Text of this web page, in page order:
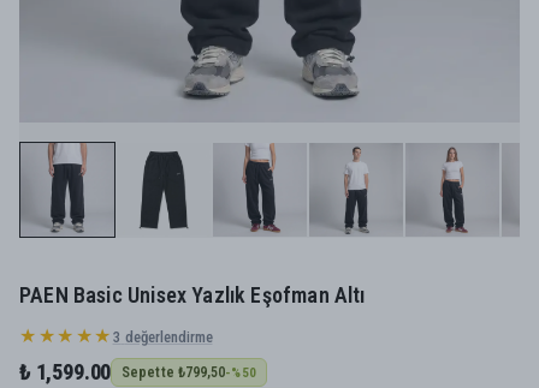
PAEN Basic Unisex Yazlık Eşofman Altı
★★★★★ 3 değerlendirme
₺ 1,599.00 Sepette ₺799,50-%50